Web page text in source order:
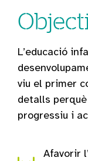
L’educació
viu el primer
detalls
progressiu i
Afavorir